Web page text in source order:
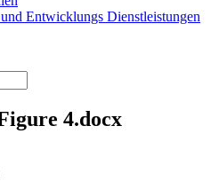
Entwicklungs Dienstleistungen
4.docx